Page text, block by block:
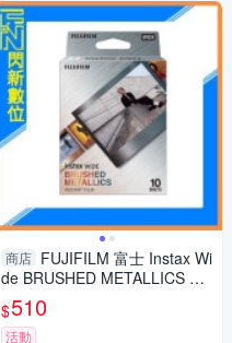
商店 FUJIFILM 富士 Instax Wi
de BRUSHED METALLICS 金
屬紋 拍立得 寬版 公司貨
$510
活動